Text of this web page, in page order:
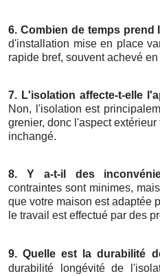
6. Combien de temps prend
d'installation mise en place
rapide bref, souvent achevé
7. L'isolation affecte-t-elle
Non, l'isolation est
grenier, donc l'aspect
inchangé.
8. Y a-t-il des
contraintes sont minimes,
que votre maison est adaptée
le travail est effectué par des
9. Quelle est la durabilité
durabilité longévité de